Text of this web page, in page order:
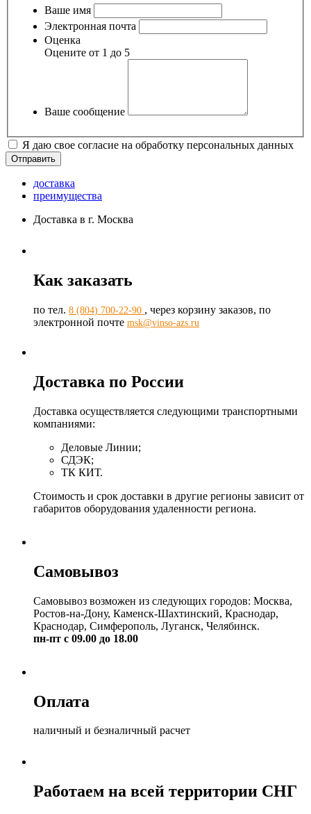
Ваше имя
Электронная почта
Оценка
Оцените от 1 до 5
Ваше сообщение
Я даю свое согласие на обработку персональных данных
доставка
преимущества
Доставка в г. Москва
Как заказать
по тел. 8 (804) 700-22-90 , через корзину заказов, по
электронной почте msk@vinso-azs.ru
Доставка по России
Доставка осуществляется следующими транспортными
компаниями:
Деловые Линии;
СДЭК;
ТК КИТ.
Стоимость и срок доставки в другие регионы зависит от
габаритов оборудования удаленности региона.
Самовывоз
Самовывоз возможен из следующих городов: Москва,
Ростов-на-Дону, Каменск-Шахтинский, Краснодар,
Краснодар, Симферополь, Луганск, Челябинск.
пн-пт с 09.00 до 18.00
Оплата
наличный и безналичный расчет
Работаем на всей территории СНГ